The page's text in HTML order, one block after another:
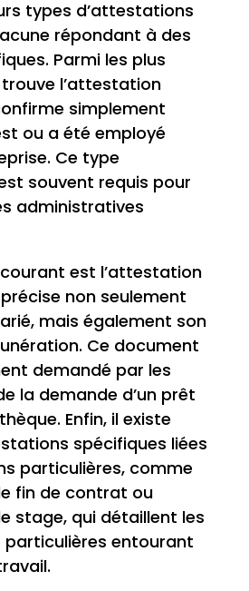
types d’attestations
répondant à des
Parmi les plus
l’attestation
simplement
ou a été employé
Ce type
souvent requis pour
administratives
est l’attestation
non seulement
mais également son
Ce document
demandé par les
la demande d’un prêt
Enfin, il existe
spécifiques liées
particulières, comme
fin de contrat ou
stage, qui détaillent les
entourant